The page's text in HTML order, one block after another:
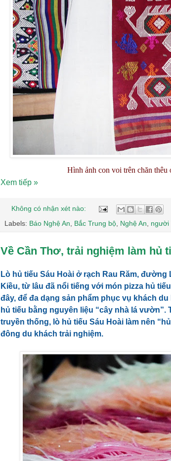
Hình ảnh con voi trên chăn
Xem tiếp »
Không có nhận xét nào:
Labels: Báo Nghệ An Bắc Trung bộ Nghệ An người
Về Cần Thơ, trải nghiệm làm hủ
Lò hủ tiếu Sáu Hoài ở rạch Rau Răm,
Kiều, từ lâu đã nổi tiếng với món pizza hủ
đây, để đa dạng sản phẩm phục vụ khách
hủ tiếu bằng nguyên liệu “cây nhà lá
truyền thống, lò hủ tiếu Sáu Hoài làm nên
đông du khách trải nghiệm.